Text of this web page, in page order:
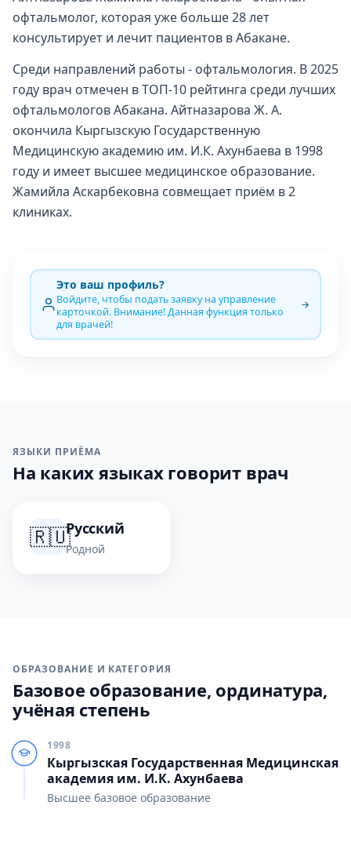
офтальмолог, которая уже больше 28 лет
консультирует и лечит пациентов в Абакане.
Среди направлений работы - офтальмология. В 2025
году врач отмечен в ТОП-10 рейтинга среди лучших
офтальмологов Абакана. Айтназарова Ж. А.
окончила Кыргызскую Государственную
Медицинскую академию им. И.К. Ахунбаева в 1998
году и имеет высшее медицинское образование.
Жамийла Аскарбековна совмещает приём в 2
клиниках.
Это ваш профиль?
Войдите, чтобы подать заявку на управление
карточкой. Внимание! Данная функция только
для врачей!
ЯЗЫКИ ПРИЁМА
На каких языках говорит врач
🇷🇺Русский
Родной
ОБРАЗОВАНИЕ И КАТЕГОРИЯ
Базовое образование, ординатура,
учёная степень
1998
Кыргызская Государственная Медицинская
академия им. И.К. Ахунбаева
Высшее базовое образование